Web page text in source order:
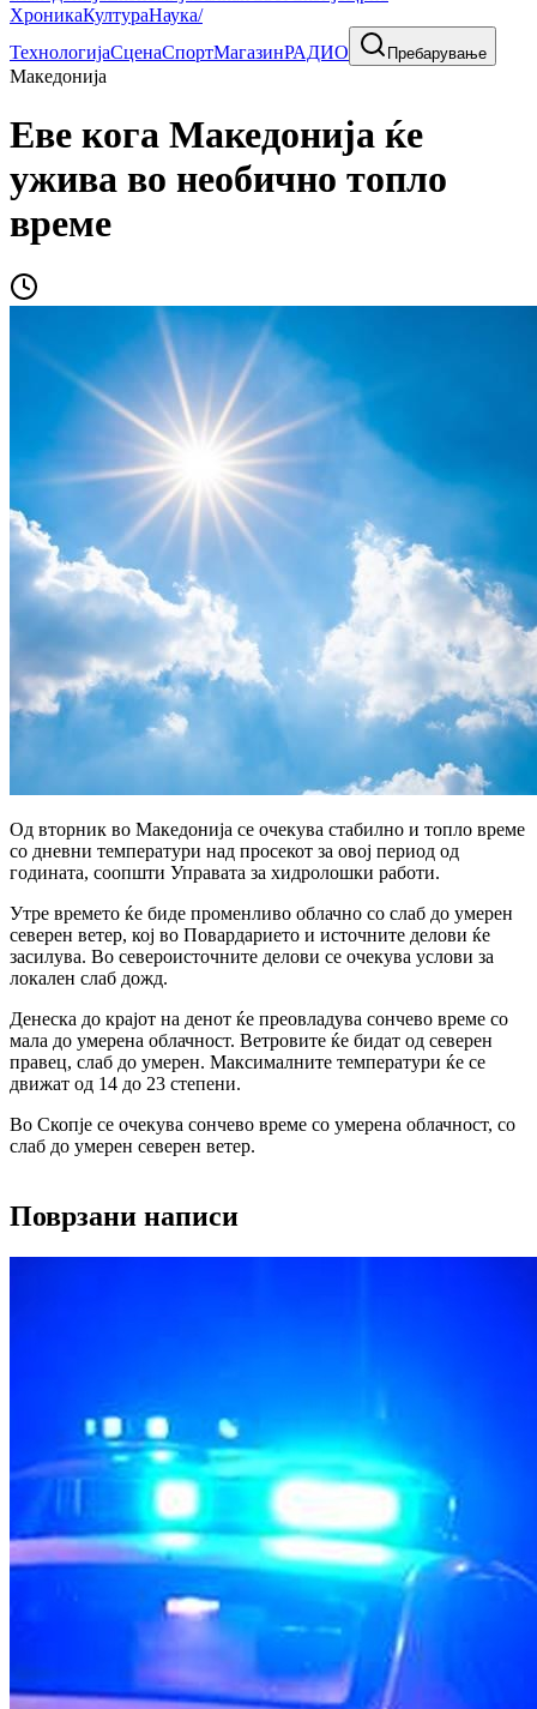
ХроникаКултураНаука/
ТехнологијаСценаСпортМагазинРАДИО Пребарување
Македонија
Еве кога Македонија ќе
ужива во необично топло
време
Од вторник во Македонија се очекува стабилно и топло време
со дневни температури над просекот за овој период од
годината, соопшти Управата за хидролошки работи.
Утре времето ќе биде променливо облачно со слаб до умерен
северен ветер, кој во Повардарието и источните делови ќе
засилува. Во североисточните делови се очекува услови за
локален слаб дожд.
Денеска до крајот на денот ќе преовладува сончево време со
мала до умерена облачност. Ветровите ќе бидат од северен
правец, слаб до умерен. Максималните температури ќе се
движат од 14 до 23 степени.
Во Скопје се очекува сончево време со умерена облачност, со
слаб до умерен северен ветер.
Поврзани написи